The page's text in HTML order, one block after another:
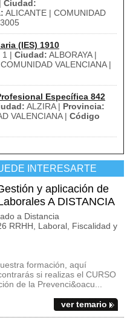
Ciudad:
ALICANTE | COMUNIDAD
(IES) 1910
1 | Ciudad: ALBORAYA |
VALENCIANA |
Específica 842
ALZIRA | Provincia:
VALENCIANA | Código
INTERESARTE
y aplicación de
A DISTANCIA
a Distancia
RRHH, Laboral, Fiscalidad y
formación, aquí
si realizas el CURSO
de la Prevenci&oacu...
ver temario